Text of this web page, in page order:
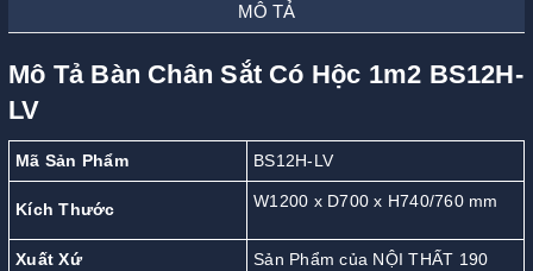
MÔ TẢ
Mô Tả Bàn Chân Sắt Có Hộc 1m2 BS12H-
LV
Mã Sản Phẩm BS12H-LV
Kích Thước W1200 x D700 x H740/760 mm
Xuất Xứ Sản Phẩm của NỘI THẤT 190